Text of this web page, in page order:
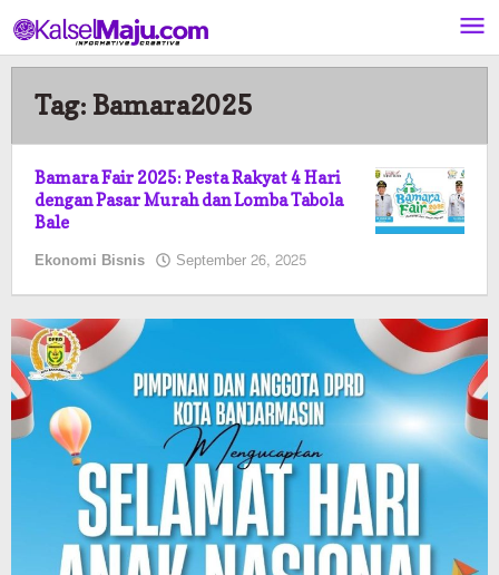
ke
konten
Tag: Bamara2025
Bamara Fair 2025: Pesta Rakyat 4 Hari
dengan Pasar Murah dan Lomba Tabola
Bale
Ekonomi Bisnis September 26, 2025